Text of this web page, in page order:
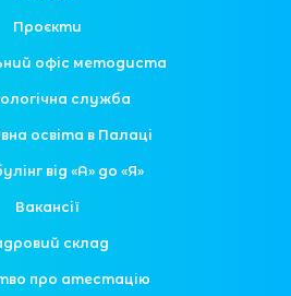
Проєкти
офіс методиста
служба
освіта в Палаці
від «А» до «Я»
Вакансії
склад
про атестацію